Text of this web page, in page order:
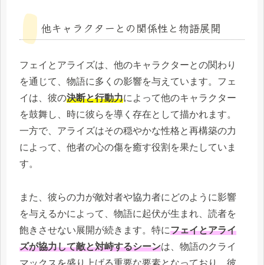
他キャラクターとの関係性と物語展開
フェイとアライズは、他のキャラクターとの関わり
を通じて、物語に多くの影響を与えています。フェ
イは、彼の決断と行動力によって他のキャラクター
を鼓舞し、時に彼らを導く存在として描かれます。
一方で、アライズはその穏やかな性格と再構築の力
によって、他者の心の傷を癒す役割を果たしていま
す。
また、彼らの力が敵対者や協力者にどのように影響
を与えるかによって、物語に起伏が生まれ、読者を
飽きさせない展開が続きます。特にフェイとアライ
ズが協力して敵と対峙するシーンは、物語のクライ
マックスを盛り上げる重要な要素となっており、彼